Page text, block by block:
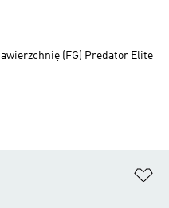
(FG) Predator Elite